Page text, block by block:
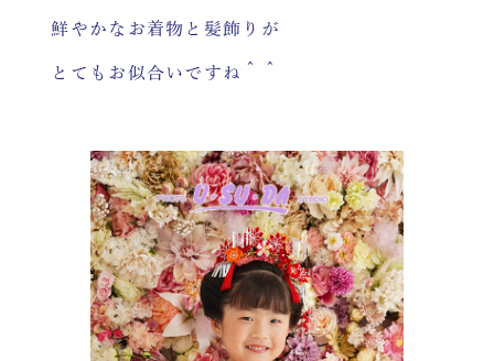
鮮やかなお着物と髪飾りが
とてもお似合いですね＾＾